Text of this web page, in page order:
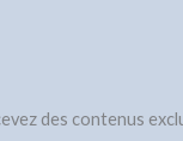
des contenus